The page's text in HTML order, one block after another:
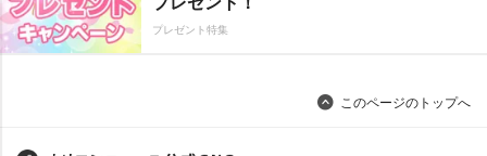
プレゼント特集
このページのトップへ